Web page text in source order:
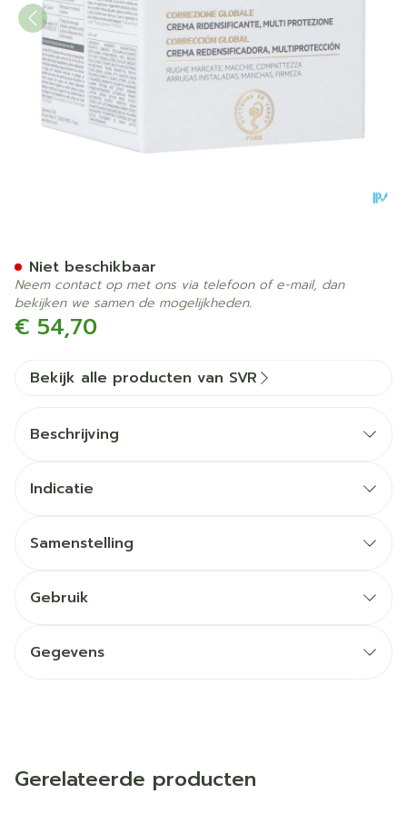
€ 54,70
Niet beschikbaar
Neem contact op met ons via telefoon of e-mail, dan
bekijken we samen de mogelijkheden.
Bekijk alle producten van SVR
Beschrijving
Indicatie
Samenstelling
Gebruik
Gegevens
Gerelateerde producten